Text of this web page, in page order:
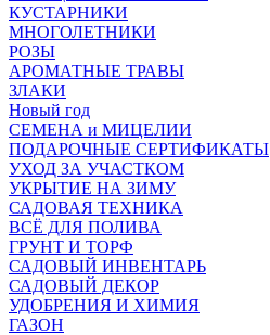
КУСТАРНИКИ
МНОГОЛЕТНИКИ
РОЗЫ
АРОМАТНЫЕ ТРАВЫ
ЗЛАКИ
Новый год
СЕМЕНА и МИЦЕЛИИ
ПОДАРОЧНЫЕ СЕРТИФИКАТЫ
УХОД ЗА УЧАСТКОМ
УКРЫТИЕ НА ЗИМУ
САДОВАЯ ТЕХНИКА
ВСЁ ДЛЯ ПОЛИВА
ГРУНТ И ТОРФ
САДОВЫЙ ИНВЕНТАРЬ
САДОВЫЙ ДЕКОР
УДОБРЕНИЯ И ХИМИЯ
ГАЗОН